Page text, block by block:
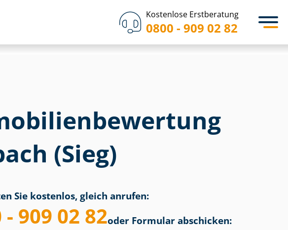
Kostenlose Erstberatung
0800 - 909 02 82
(Sieg)
Sie kostenlos, gleich anrufen:
- 909 02 82oder Formular abschicken: